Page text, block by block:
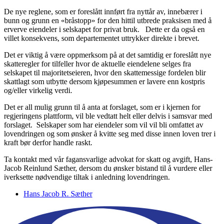
De nye reglene, som er foreslått innført fra nyttår av, innebærer i
bunn og grunn en «bråstopp» for den hittil utbrede praksisen med å
erverve eiendeler i selskapet for privat bruk. Dette er da også en
villet konsekvens, som departementet uttrykker direkte i brevet.
Det er viktig å være oppmerksom på at det samtidig er foreslått nye
skatteregler for tilfeller hvor de aktuelle eiendelene selges fra
selskapet til majoritetseieren, hvor den skattemessige fordelen blir
skattlagt som utbytte dersom kjøpesummen er lavere enn kostpris
og/eller virkelig verdi.
Det er all mulig grunn til å anta at forslaget, som er i kjernen for
regjeringens plattform, vil ble vedtatt helt eller delvis i samsvar med
forslaget. Selskaper som har eiendeler som vil vil bli omfattet av
lovendringen og som ønsker å kvitte seg med disse innen loven trer i
kraft bør derfor handle raskt.
Ta kontakt med vår fagansvarlige advokat for skatt og avgift, Hans-
Jacob Reinlund Sæther, dersom du ønsker bistand til å vurdere eller
iverksette nødvendige tiltak i anledning lovendringen.
Hans Jacob R. Sæther